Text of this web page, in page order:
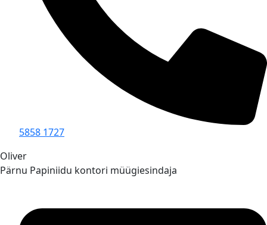
5858 1727
Oliver
Pärnu Papiniidu kontori müügiesindaja